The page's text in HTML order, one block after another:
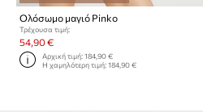
Ολόσωμο μαγιό Pinko
Τρέχουσα τιμή:
54,90 €
Αρχική τιμή:184,90 €
Η χαμηλότερη τιμή:184,90 €